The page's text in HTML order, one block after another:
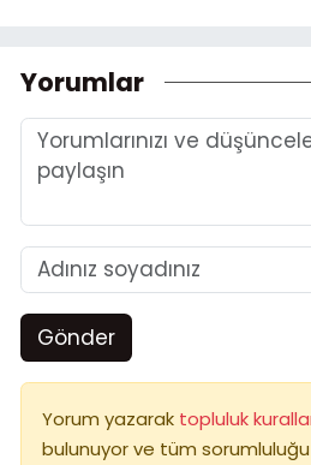
Yorumlar
Gönder
Yorum yazarak topluluk
bulunuyor ve tüm